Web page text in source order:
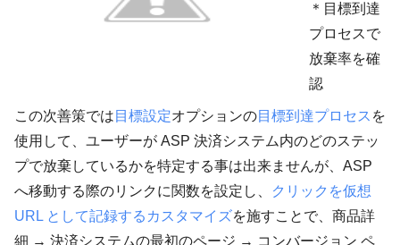
＊目標到達
プロセスで
放棄率を確
認
この次善策では 目標設定オプションの目標到達プロセス を
使用して、ユーザーが ASP 決済システム内のどのステッ
プで放棄しているかを特定する事は出来ませんが、ASP
へ移動する際のリンクに関数を設定し、
クリックを仮想
URL として記録するカスタマイズを施すことで、商品詳
細 → 決済システムの最初のページ → コンバージョン ペ